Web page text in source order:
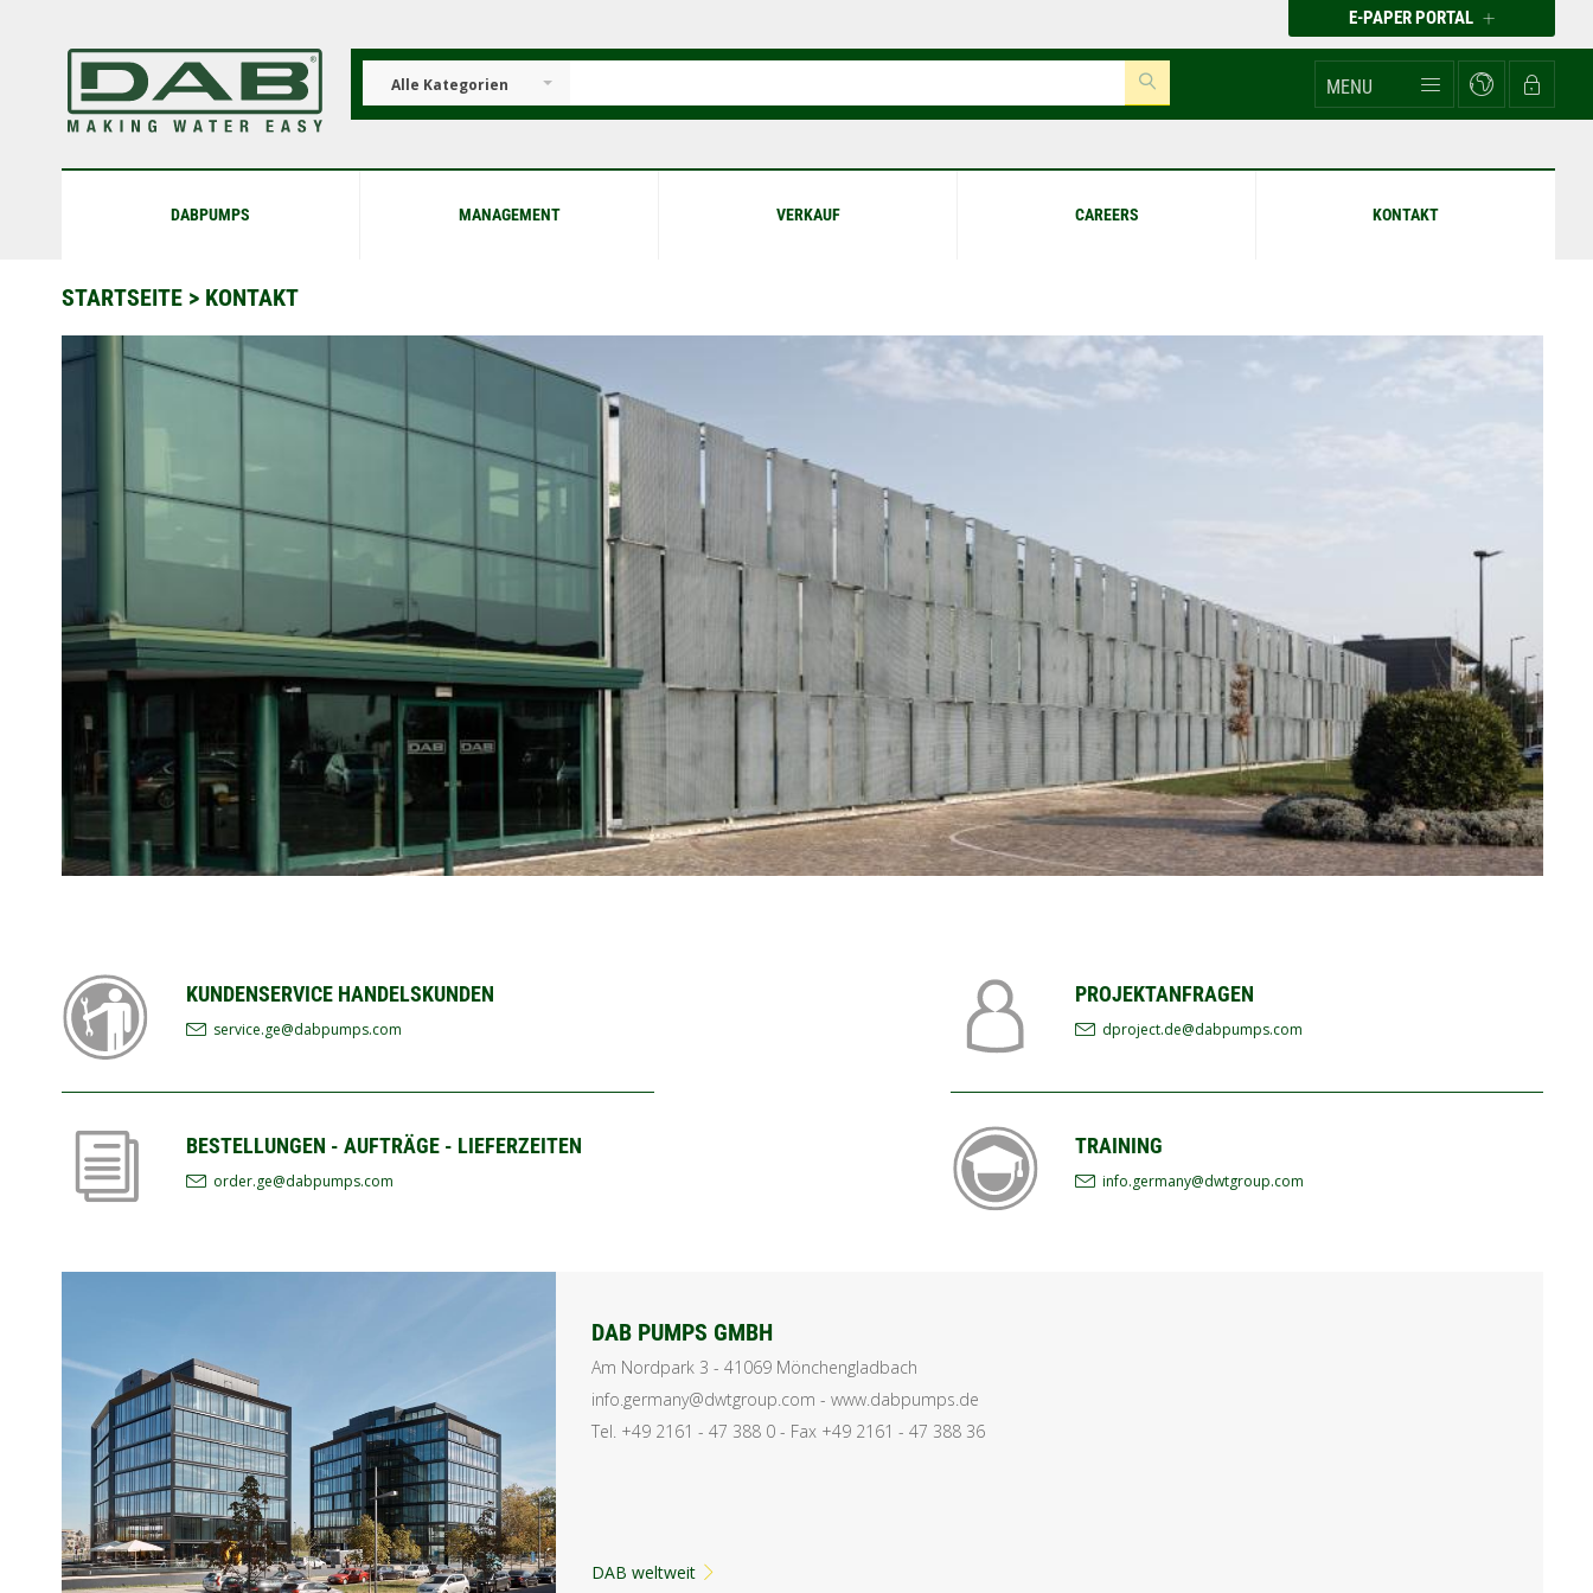
E-PAPER PORTAL
Alle Kategorien MENU
DABPUMPS MANAGEMENT VERKAUF CAREERS KONTAKT
STARTSEITE > KONTAKT
KUNDENSERVICE HANDELSKUNDEN
service.ge@dabpumps.com
PROJEKTANFRAGEN
dproject.de@dabpumps.com
BESTELLUNGEN - AUFTRÄGE - LIEFERZEITEN
order.ge@dabpumps.com
TRAINING
info.germany@dwtgroup.com
DAB PUMPS GMBH
Am Nordpark 3 - 41069 Mönchengladbach
info.germany@dwtgroup.com - www.dabpumps.de
Tel. +49 2161 - 47 388 0 - Fax +49 2161 - 47 388 36
DAB weltweit